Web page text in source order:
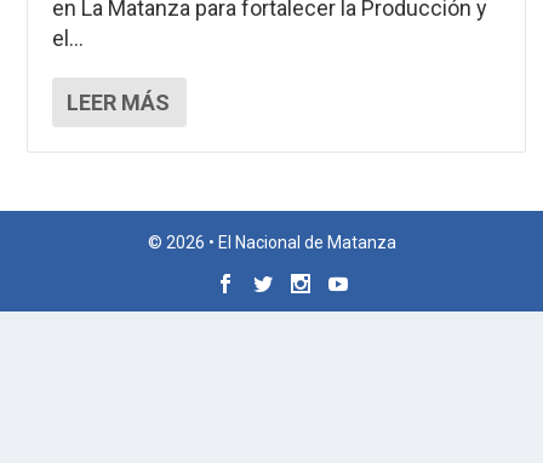
en La Matanza para fortalecer la Producción y
el...
LEER MÁS
© 2026 • El Nacional de Matanza